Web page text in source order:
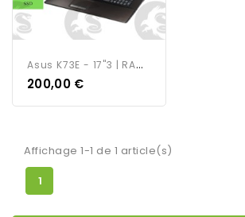
A
Sus K73E - 17"3 | RAM 8G |...
200,00 €
Affichage 1-1 de 1 article(s)
1